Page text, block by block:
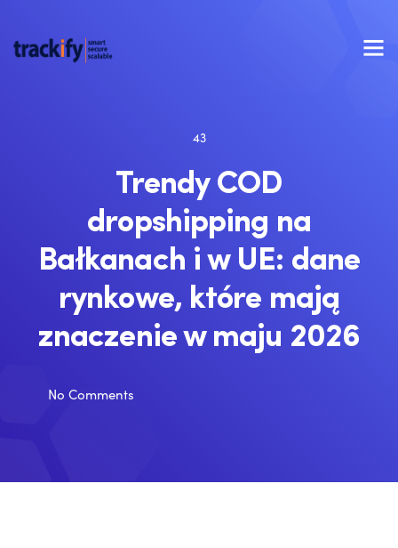
43
Trendy COD
dropshipping na
Bałkanach i w UE: dane
rynkowe, które mają
znaczenie w maju 2026
No Comments